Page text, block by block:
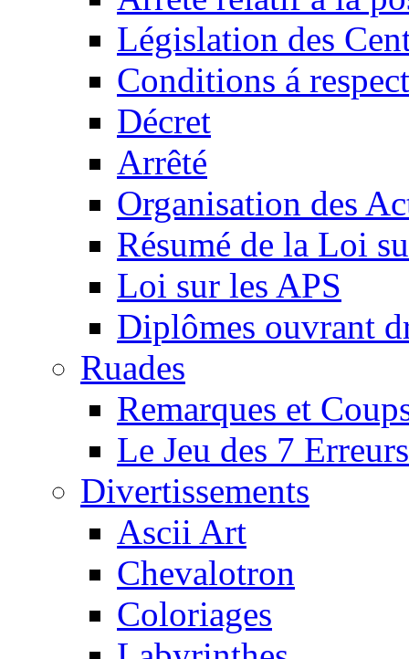
Législation des
Conditions á
Décret
Arrêté
Organisation des
Résumé de la Loi
Loi sur les APS
Diplômes ouvrant
Ruades
Remarques et
Le Jeu des 7 Erreurs
Divertissements
Ascii Art
Chevalotron
Coloriages